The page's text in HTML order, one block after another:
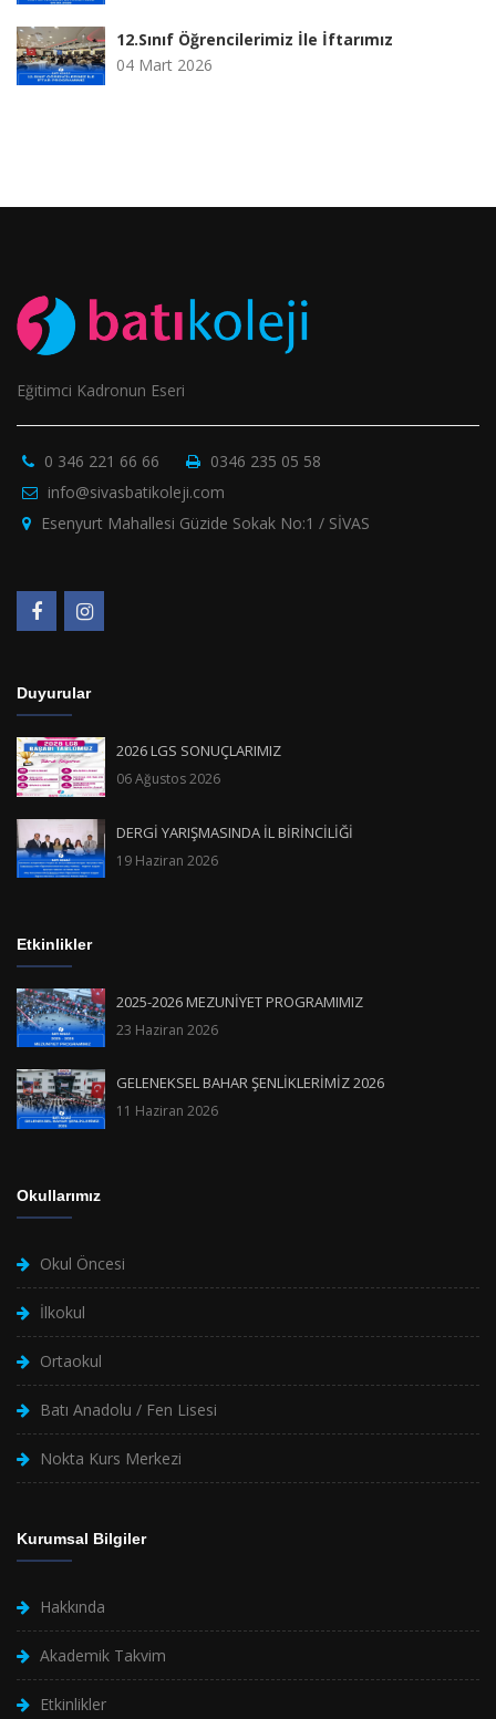
12.Sınıf Öğrencilerimiz İle İftarımız
04 Mart 2026
Eğitimci Kadronun Eseri
0 346 221 66 66
0346 235 05 58
info@sivasbatikoleji.com
Esenyurt Mahallesi Güzide Sokak No:1 / SİVAS
Duyurular
2026 LGS SONUÇLARIMIZ
06 Ağustos 2026
DERGİ YARIŞMASINDA İL BİRİNCİLİĞİ
19 Haziran 2026
Etkinlikler
2025-2026 MEZUNİYET PROGRAMIMIZ
23 Haziran 2026
GELENEKSEL BAHAR ŞENLİKLERİMİZ 2026
11 Haziran 2026
Okullarımız
Okul Öncesi
İlkokul
Ortaokul
Batı Anadolu / Fen Lisesi
Nokta Kurs Merkezi
Kurumsal Bilgiler
Hakkında
Akademik Takvim
Etkinlikler